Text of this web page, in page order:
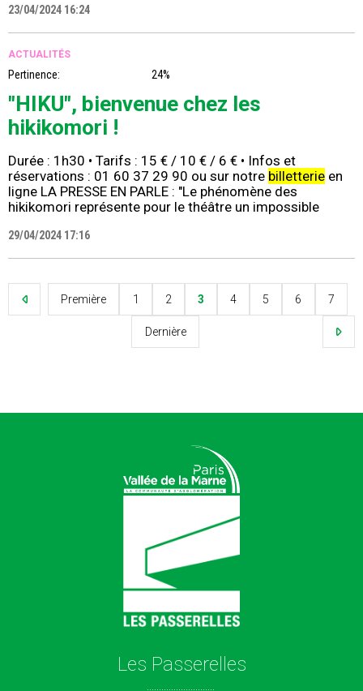
23/04/2024 16:24
ACTUALITÉS
Pertinence: 24%
"HIKU", bienvenue chez les
hikikomori !
Durée : 1h30 • Tarifs : 15 € / 10 € / 6 € • Infos et
réservations : 01 60 37 29 90 ou sur notre billetterie en
ligne LA PRESSE EN PARLE : "Le phénomène des
hikikomori représente pour le théâtre un impossible
29/04/2024 17:16
Première 1 2 3 4 5 6 7
Dernière
Les Passerelles